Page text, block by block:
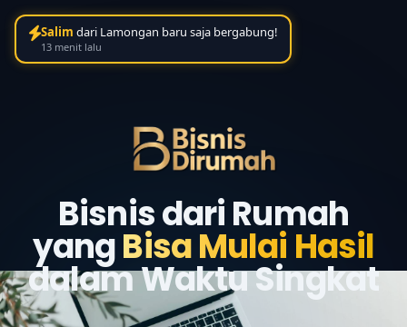
Salim dari Lamongan baru saja bergabung!
13 menit lalu